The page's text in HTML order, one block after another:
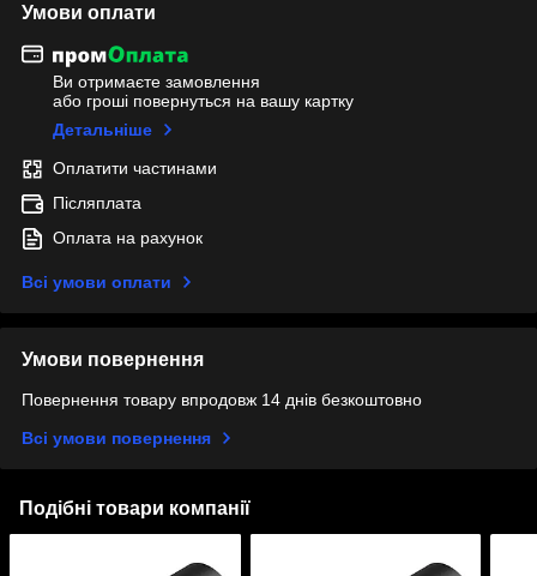
Умови оплати
Ви отримаєте замовлення
або гроші повернуться на вашу картку
Детальніше
Оплатити частинами
Післяплата
Оплата на рахунок
Всі умови оплати
Умови повернення
Повернення товару впродовж 14 днів безкоштовно
Всі умови повернення
Подібні товари компанії